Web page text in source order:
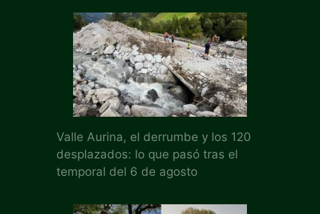
Valle Aurina, el derrumbe y los 120
desplazados: lo que pasó tras el
temporal del 6 de agosto